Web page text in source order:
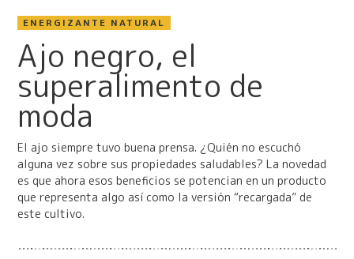
ENERGIZANTE NATURAL
Ajo negro, el
superalimento de
moda
El ajo siempre tuvo buena prensa. ¿Quién no escuchó
alguna vez sobre sus propiedades saludables? La novedad
es que ahora esos beneficios se potencian en un producto
que representa algo así como la versión “recargada” de
este cultivo.